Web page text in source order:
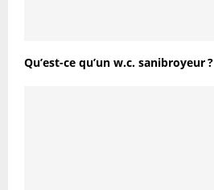
Qu’est-ce qu’un w.c. sanibroyeur ?